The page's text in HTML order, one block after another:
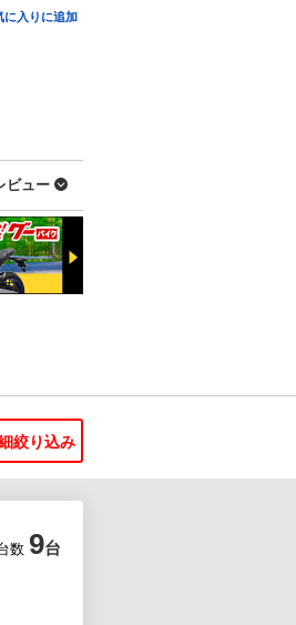
に入りに追加
ビュー
絞り込み
数 9台